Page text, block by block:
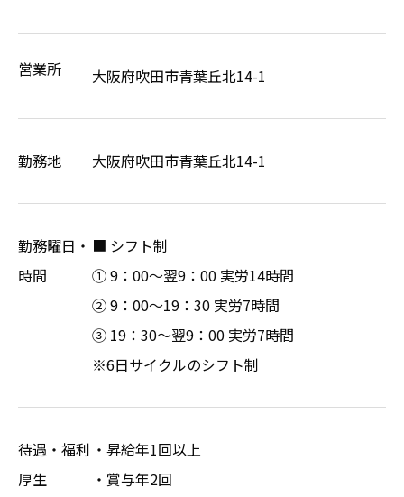
営業所 大阪府吹田市青葉丘北14-1
勤務地 大阪府吹田市青葉丘北14-1
勤務曜日・
時間
■ シフト制
① 9：00～翌9：00 実労14時間
② 9：00～19：30 実労7時間
③ 19：30～翌9：00 実労7時間
※6日サイクルのシフト制
待遇・福利
厚生
・昇給年1回以上
・賞与年2回